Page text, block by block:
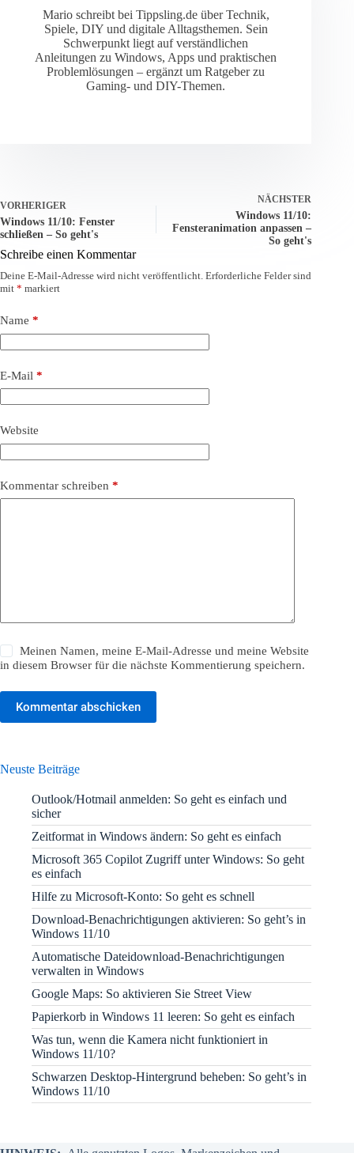
Mario schreibt bei Tippsling.de über Technik,
Spiele, DIY und digitale Alltagsthemen. Sein
Schwerpunkt liegt auf verständlichen
Anleitungen zu Windows, Apps und praktischen
Problemlösungen – ergänzt um Ratgeber zu
Gaming- und DIY-Themen.
VORHERIGER
Windows 11/10: Fenster
schließen – So geht's
NÄCHSTER
Windows 11/10:
Fensteranimation anpassen –
So geht's
Schreibe einen Kommentar
Deine E-Mail-Adresse wird nicht veröffentlicht. Erforderliche Felder sind
mit * markiert
Name *
E-Mail *
Website
Kommentar schreiben *
Meinen Namen, meine E-Mail-Adresse und meine Website
in diesem Browser für die nächste Kommentierung speichern.
Kommentar abschicken
Neuste Beiträge
Outlook/Hotmail anmelden: So geht es einfach und
sicher
Zeitformat in Windows ändern: So geht es einfach
Microsoft 365 Copilot Zugriff unter Windows: So geht
es einfach
Hilfe zu Microsoft-Konto: So geht es schnell
Download-Benachrichtigungen aktivieren: So geht’s in
Windows 11/10
Automatische Dateidownload-Benachrichtigungen
verwalten in Windows
Google Maps: So aktivieren Sie Street View
Papierkorb in Windows 11 leeren: So geht es einfach
Was tun, wenn die Kamera nicht funktioniert in
Windows 11/10?
Schwarzen Desktop-Hintergrund beheben: So geht’s in
Windows 11/10